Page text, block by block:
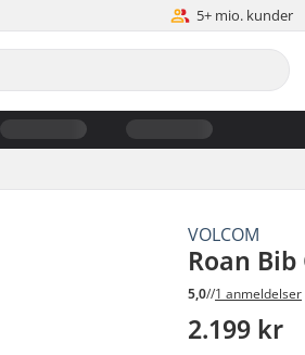
5+ mio. kunder
VOLCOM
Roan
5,0//1 anmeldelser
2.199 kr